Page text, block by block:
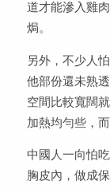
道才能滲入雞
焗。
另外，不少人
他部份還未熟
空間比較寬闊
加熱均勻些，
中國人一向怕
胸皮內，做成